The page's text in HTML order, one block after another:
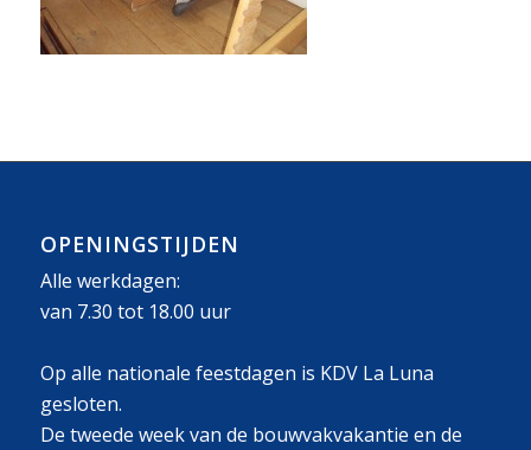
OPENINGSTIJDEN
Alle werkdagen:
van 7.30 tot 18.00 uur
Op alle nationale feestdagen is KDV La Luna
gesloten.
De tweede week van de bouwvakvakantie en de